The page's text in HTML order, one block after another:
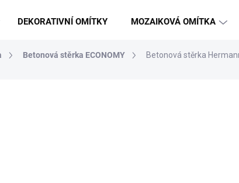
DEKORATIVNÍ OMÍTKY MOZAIKOVÁ OMÍTKA
Betonová stěrka ECONOMY Betonová stěrka